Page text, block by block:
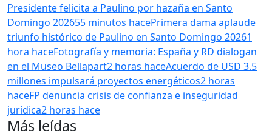
Presidente felicita a Paulino por hazaña en Santo
Domingo 202655 minutos hacePrimera dama aplaude
triunfo histórico de Paulino en Santo Domingo 20261
hora haceFotografía y memoria: España y RD dialogan
en el Museo Bellapart2 horas haceAcuerdo de USD 3.5
millones impulsará proyectos energéticos2 horas
haceFP denuncia crisis de confianza e inseguridad
jurídica2 horas hace
Más leídas